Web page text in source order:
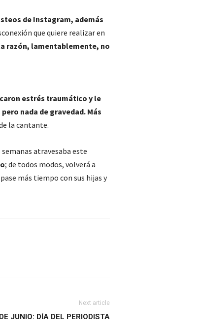
de Instagram, además
que quiere realizar en
razón, lamentablemente, no
estrés traumático y le
nada de gravedad. Más
la cantante.
atravesaba este
; de todos modos, volverá a
más tiempo con sus hijas y
Next article
JUNIO: DÍA DEL PERIODISTA